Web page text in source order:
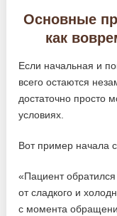
Основные
как
Если начальная и
всего остаются
достаточно просто
условиях.
Вот пример начала
«Пациент
от сладкого и
с момента